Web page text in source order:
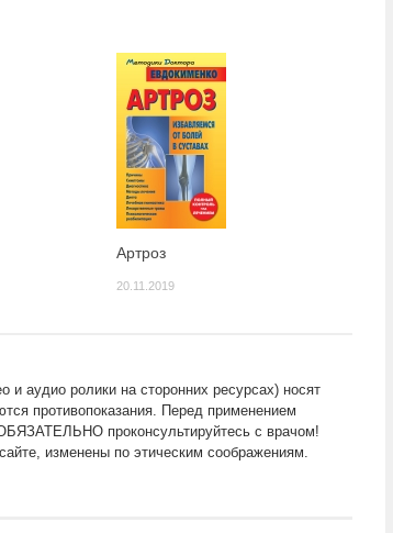
Артроз
20.11.2019
и аудио ролики на сторонних ресурсах) носят
противопоказания. Перед применением
проконсультируйтесь с врачом!
изменены по этическим соображениям.